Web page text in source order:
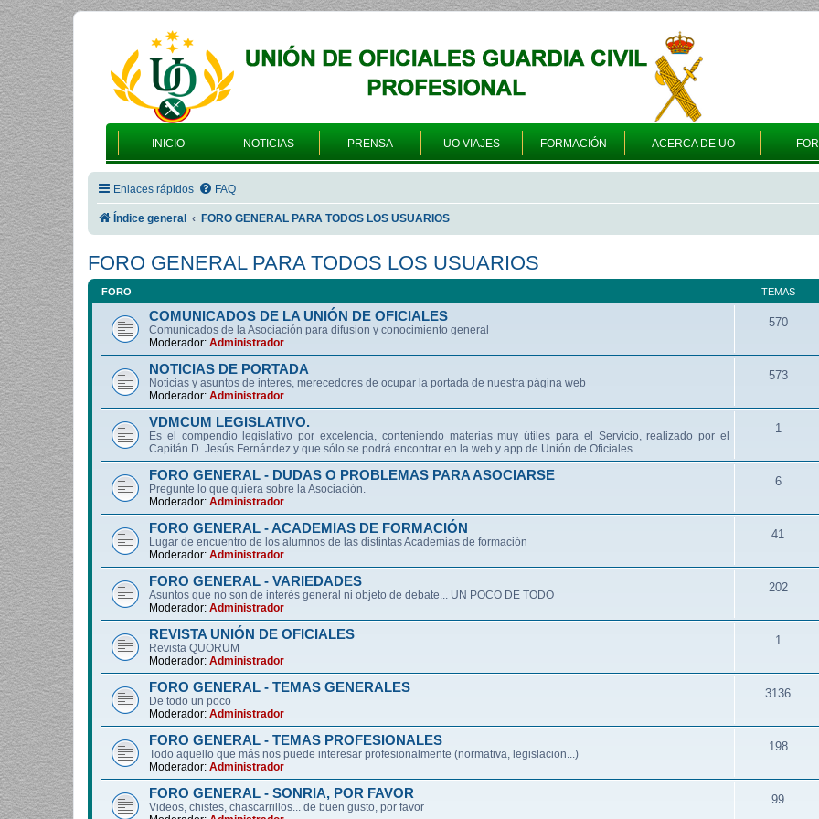
INICIO NOTICIAS PRENSA UO VIAJES FORMACIÓN ACERCA DE UO
Enlaces rápidos FAQ
Índice general FORO GENERAL PARA TODOS LOS USUARIOS
FORO GENERAL PARA TODOS LOS USUARIOS
FORO TEMAS
COMUNICADOS DE LA UNIÓN DE OFICIALES
Comunicados de la Asociación para difusion y conocimiento general
Moderador: Administrador
570
NOTICIAS DE PORTADA
Noticias y asuntos de interes, merecedores de ocupar la portada de nuestra página web
Moderador: Administrador
573
VDMCUM LEGISLATIVO.
Es el compendio legislativo por excelencia, conteniendo materias muy útiles para el Servicio, realizado por el
Capitán D. Jesús Fernández y que sólo se podrá encontrar en la web y app de Unión de Oficiales.
1
FORO GENERAL - DUDAS O PROBLEMAS PARA ASOCIARSE
Pregunte lo que quiera sobre la Asociación.
Moderador: Administrador
6
FORO GENERAL - ACADEMIAS DE FORMACIÓN
Lugar de encuentro de los alumnos de las distintas Academias de formación
Moderador: Administrador
41
FORO GENERAL - VARIEDADES
Asuntos que no son de interés general ni objeto de debate... UN POCO DE TODO
Moderador: Administrador
202
REVISTA UNIÓN DE OFICIALES
Revista QUORUM
Moderador: Administrador
1
FORO GENERAL - TEMAS GENERALES
De todo un poco
Moderador: Administrador
3136
FORO GENERAL - TEMAS PROFESIONALES
Todo aquello que más nos puede interesar profesionalmente (normativa, legislacion...)
Moderador: Administrador
198
FORO GENERAL - SONRIA, POR FAVOR
Videos, chistes, chascarrillos... de buen gusto, por favor
99